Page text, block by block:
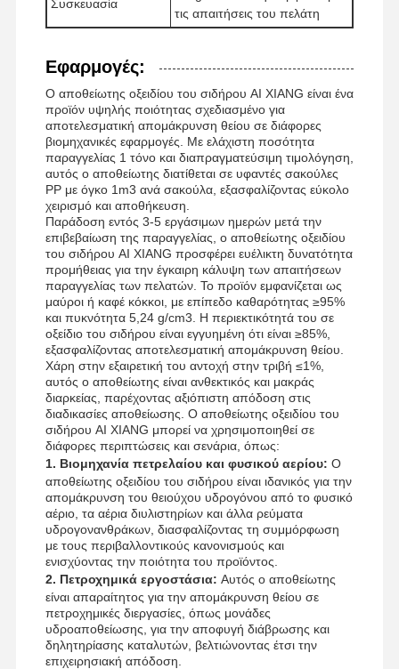
Ανιονικό Polyacrylamide
μη ιονικό polyacrylamide
Σύνθετο λιπάσμα Προστατευτικός παράγοντας αργής απελευθέρωσης
Κατιονικό πολυακρυλαμίδιο
Ζελιούχος παράγοντας για τη διάσπαση και την οξίνωση
Οργανισμός ιζηματοποίησης υψηλής θερμοκρασίας
Αποσβεστήρας
Συσκευασία
τις απαιτήσεις του πελάτη
Εφαρμογές:
Ο αποθείωτης οξειδίου του σιδήρου AI XIANG είναι ένα
προϊόν υψηλής ποιότητας σχεδιασμένο για
αποτελεσματική απομάκρυνση θείου σε διάφορες
βιομηχανικές εφαρμογές. Με ελάχιστη ποσότητα
παραγγελίας 1 τόνο και διαπραγματεύσιμη τιμολόγηση,
αυτός ο αποθείωτης διατίθεται σε υφαντές σακούλες
PP με όγκο 1m3 ανά σακούλα, εξασφαλίζοντας εύκολο
χειρισμό και αποθήκευση.
Παράδοση εντός 3-5 εργάσιμων ημερών μετά την
επιβεβαίωση της παραγγελίας, ο αποθείωτης οξειδίου
του σιδήρου AI XIANG προσφέρει ευέλικτη δυνατότητα
προμήθειας για την έγκαιρη κάλυψη των απαιτήσεων
παραγγελίας των πελατών. Το προϊόν εμφανίζεται ως
μαύροι ή καφέ κόκκοι, με επίπεδο καθαρότητας ≥95%
και πυκνότητα 5,24 g/cm3. Η περιεκτικότητά του σε
οξείδιο του σιδήρου είναι εγγυημένη ότι είναι ≥85%,
εξασφαλίζοντας αποτελεσματική απομάκρυνση θείου.
Χάρη στην εξαιρετική του αντοχή στην τριβή ≤1%,
αυτός ο αποθείωτης είναι ανθεκτικός και μακράς
διαρκείας, παρέχοντας αξιόπιστη απόδοση στις
διαδικασίες αποθείωσης. Ο αποθείωτης οξειδίου του
σιδήρου AI XIANG μπορεί να χρησιμοποιηθεί σε
διάφορες περιπτώσεις και σενάρια, όπως:
1. Βιομηχανία πετρελαίου και φυσικού αερίου: Ο
αποθείωτης οξειδίου του σιδήρου είναι ιδανικός για την
απομάκρυνση του θειούχου υδρογόνου από το φυσικό
αέριο, τα αέρια διυλιστηρίων και άλλα ρεύματα
υδρογονανθράκων, διασφαλίζοντας τη συμμόρφωση
με τους περιβαλλοντικούς κανονισμούς και
ενισχύοντας την ποιότητα του προϊόντος.
2. Πετροχημικά εργοστάσια: Αυτός ο αποθείωτης
είναι απαραίτητος για την απομάκρυνση θείου σε
πετροχημικές διεργασίες, όπως μονάδες
υδροαποθείωσης, για την αποφυγή διάβρωσης και
δηλητηρίασης καταλυτών, βελτιώνοντας έτσι την
επιχειρησιακή απόδοση.